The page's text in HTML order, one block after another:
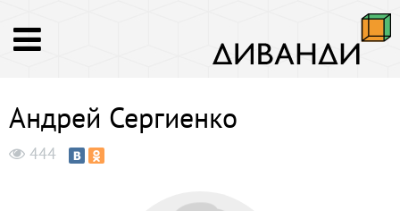
Андрей Сергиенко
444